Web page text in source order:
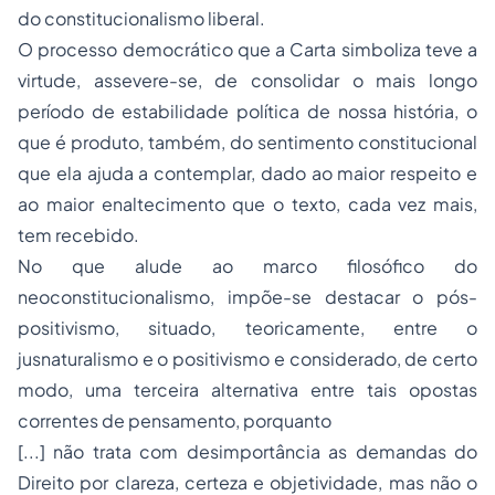
do constitucionalismo liberal.
O processo democrático que a Carta simboliza teve a
virtude, assevere-se, de consolidar o mais longo
período de estabilidade política de nossa história, o
que é produto, também, do sentimento constitucional
que ela ajuda a contemplar, dado ao maior respeito e
ao maior enaltecimento que o texto, cada vez mais,
tem recebido.
No que alude ao marco filosófico do
neoconstitucionalismo, impõe-se destacar o pós-
positivismo, situado, teoricamente, entre o
jusnaturalismo e o positivismo e considerado, de certo
modo, uma terceira alternativa entre tais opostas
correntes de pensamento, porquanto
[...] não trata com desimportância as demandas do
Direito por clareza, certeza e objetividade, mas não o